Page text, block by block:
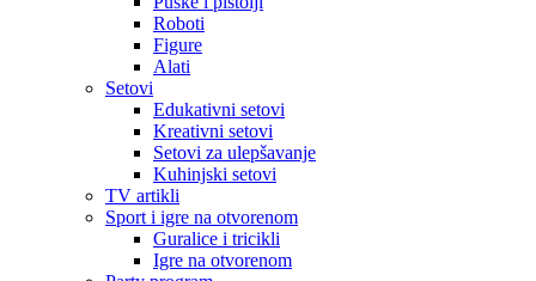
Roboti
Figure
Alati
Setovi
Edukativni setovi
Kreativni setovi
Setovi za ulepšavanje
Kuhinjski setovi
TV artikli
Sport i igre na otvorenom
Guralice i tricikli
Igre na otvorenom